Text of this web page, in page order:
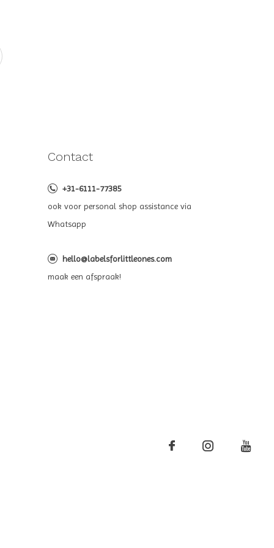
Contact
+31-6111-77385
ook voor personal shop assistance via
Whatsapp
hello@labelsforlittleones.com
maak een afspraak!